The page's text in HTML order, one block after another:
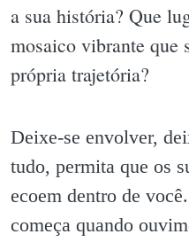
a sua história? Que
mosaico vibrante que
própria trajetória?
Deixe-se envolver,
tudo, permita que os
ecoem dentro de
começa quando